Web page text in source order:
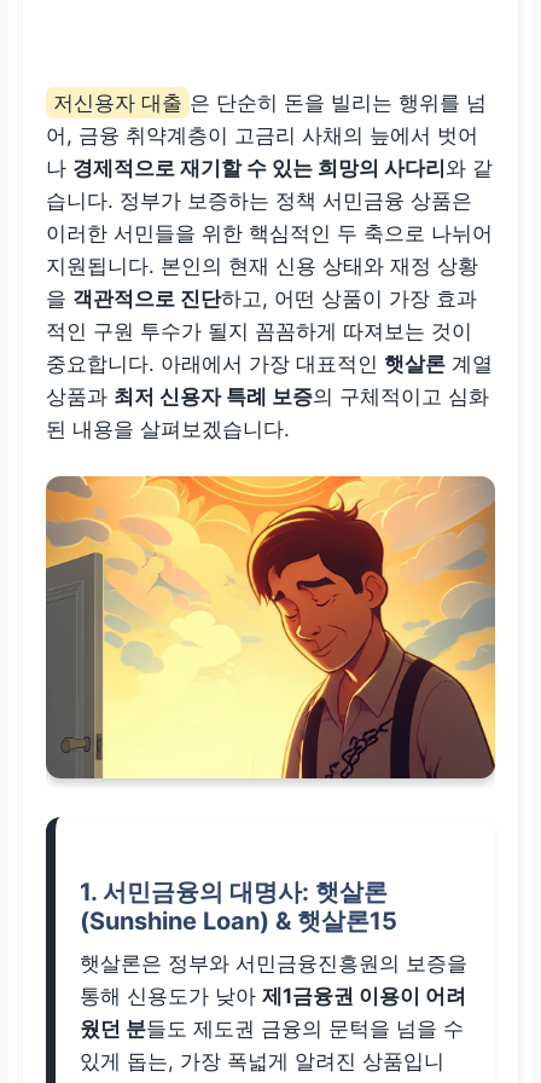
저신용자 대출 은 단순히 돈을 빌리는 행위를 넘
어, 금융 취약계층이 고금리 사채의 늪에서 벗어
나 경제적으로 재기할 수 있는 희망의 사다리와 같
습니다. 정부가 보증하는 정책 서민금융 상품은
이러한 서민들을 위한 핵심적인 두 축으로 나뉘어
지원됩니다. 본인의 현재 신용 상태와 재정 상황
을 객관적으로 진단하고, 어떤 상품이 가장 효과
적인 구원 투수가 될지 꼼꼼하게 따져보는 것이
중요합니다. 아래에서 가장 대표적인 햇살론 계열
상품과 최저 신용자 특례 보증의 구체적이고 심화
된 내용을 살펴보겠습니다.
1. 서민금융의 대명사: 햇살론
(Sunshine Loan) & 햇살론15
햇살론은 정부와 서민금융진흥원의 보증을
통해 신용도가 낮아제1금융권 이용이 어려
웠던 분들도 제도권 금융의 문턱을 넘을 수
있게 돕는, 가장 폭넓게 알려진 상품입니